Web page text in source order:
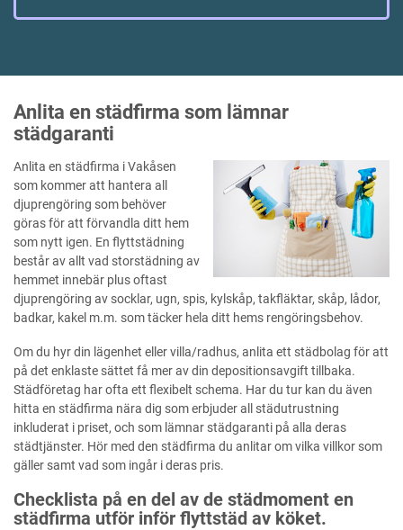
Anlita en städfirma som lämnar
städgaranti
Anlita en städfirma i Vakåsen
som kommer att hantera all
djuprengöring som behöver
göras för att förvandla ditt hem
som nytt igen. En flyttstädning
består av allt vad storstädning av
hemmet innebär plus oftast
djuprengöring av socklar, ugn, spis, kylskåp, takfläktar, skåp, lådor,
badkar, kakel m.m. som täcker hela ditt hems rengöringsbehov.
Om du hyr din lägenhet eller villa/radhus, anlita ett städbolag för att
på det enklaste sättet få mer av din depositionsavgift tillbaka.
Städföretag har ofta ett flexibelt schema. Har du tur kan du även
hitta en städfirma nära dig som erbjuder all städutrustning
inkluderat i priset, och som lämnar städgaranti på alla deras
städtjänster. Hör med den städfirma du anlitar om vilka villkor som
gäller samt vad som ingår i deras pris.
Checklista på en del av de städmoment en
städfirma utför inför flyttstäd av köket.